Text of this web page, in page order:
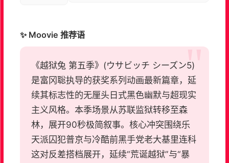
✨ Moovie 推荐语
《越狱兔 第五季》(ウサビッチ シーズン5)
是富冈聡执导的获奖系列动画最新篇章，延
续其标志性的无厘头日式黑色幽默与超现实
主义风格。本季场景从苏联监狱转移至森
林，展开90秒极简叙事。核心冲突围绕乐
天派囚犯普京与冷酷前黑手党老大基里连科
这对反差搭档展开，延续“荒诞越狱”与“暴